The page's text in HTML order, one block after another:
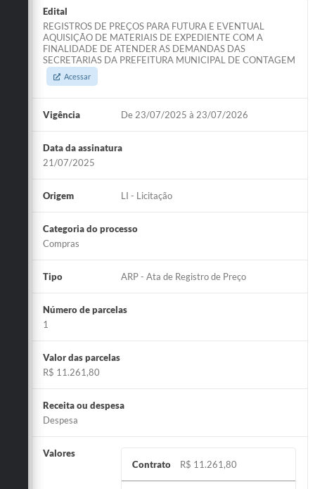
Edital
REGISTROS DE PREÇOS PARA FUTURA E EVENTUAL
AQUISIÇÃO DE MATERIAIS DE EXPEDIENTE COM A
FINALIDADE DE ATENDER AS DEMANDAS DAS
SECRETARIAS DA PREFEITURA MUNICIPAL DE CONTAGEM
Acessar
Vigência De 23/07/2025 à 23/07/2026
Data da assinatura
21/07/2025
Origem LI - Licitação
Categoria do processo
Compras
Tipo ARP - Ata de Registro de Preço
Número de parcelas
1
Valor das parcelas
R$ 11.261,80
Receita ou despesa
Despesa
Valores
Contrato
R$ 11.261,80